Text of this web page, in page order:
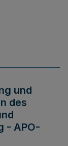
und
des
- APO-